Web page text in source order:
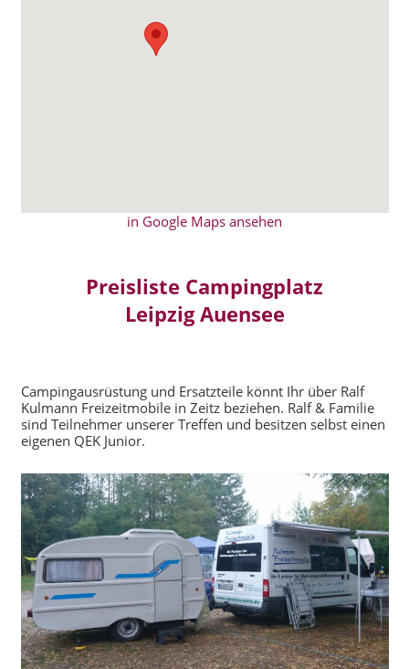
in Google Maps ansehen
Preisliste Campingplatz
Leipzig Auensee
Campingausrüstung und Ersatzteile könnt Ihr über Ralf
Kulmann Freizeitmobile in Zeitz beziehen. Ralf & Familie
sind Teilnehmer unserer Treffen und besitzen selbst einen
eigenen QEK Junior.